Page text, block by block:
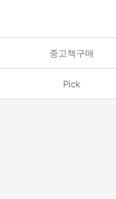
중고책구매
Pick